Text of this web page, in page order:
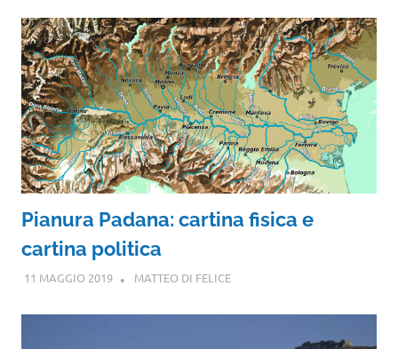
Pianura Padana: cartina fisica e
cartina politica
11 MAGGIO 2019 MATTEO DI FELICE